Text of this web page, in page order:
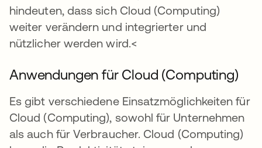
hindeuten, dass sich Cloud (Computing)
weiter verändern und integrierter und
nützlicher werden wird.<
Anwendungen für Cloud (Computing)
Es gibt verschiedene Einsatzmöglichkeiten für
Cloud (Computing), sowohl für Unternehmen
als auch für Verbraucher. Cloud (Computing)